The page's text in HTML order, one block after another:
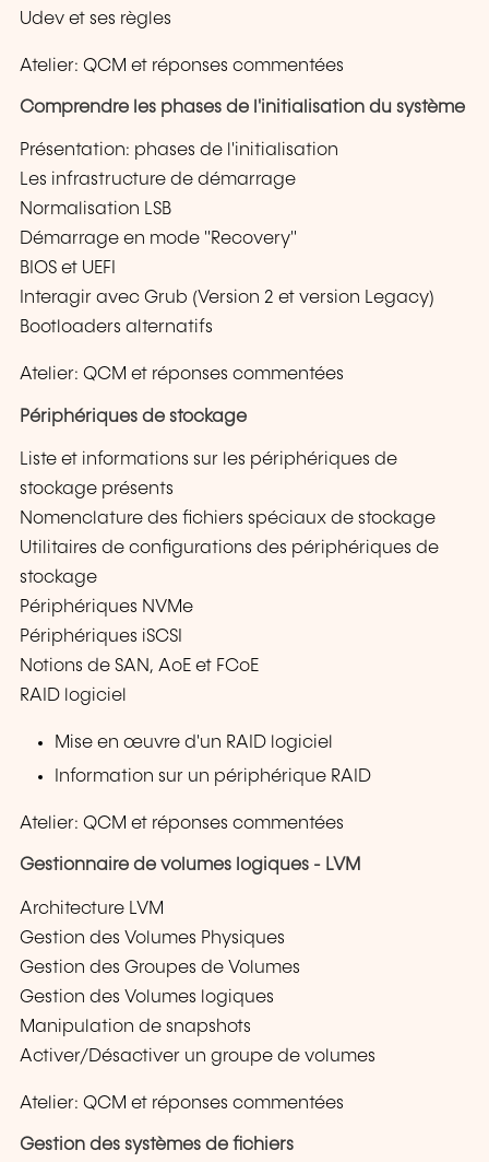
Udev et ses règles
Atelier: QCM et réponses commentées
Comprendre les phases de l'initialisation du système
Présentation: phases de l'initialisation
Les infrastructure de démarrage
Normalisation LSB
Démarrage en mode "Recovery"
BIOS et UEFI
Interagir avec Grub (Version 2 et version Legacy)
Bootloaders alternatifs
Atelier: QCM et réponses commentées
Périphériques de stockage
Liste et informations sur les périphériques de
stockage présents
Nomenclature des fichiers spéciaux de stockage
Utilitaires de configurations des périphériques de
stockage
Périphériques NVMe
Périphériques iSCSI
Notions de SAN, AoE et FCoE
RAID logiciel
Mise en œuvre d'un RAID logiciel
Information sur un périphérique RAID
Atelier: QCM et réponses commentées
Gestionnaire de volumes logiques - LVM
Architecture LVM
Gestion des Volumes Physiques
Gestion des Groupes de Volumes
Gestion des Volumes logiques
Manipulation de snapshots
Activer/Désactiver un groupe de volumes
Atelier: QCM et réponses commentées
Gestion des systèmes de fichiers